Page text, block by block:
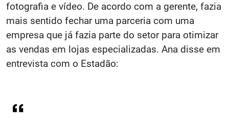
fotografia e vídeo. De acordo com a gerente, fazia
mais sentido fechar uma parceria com uma
empresa que já fazia parte do setor para otimizar
as vendas em lojas especializadas. Ana disse em
entrevista com o Estadão: